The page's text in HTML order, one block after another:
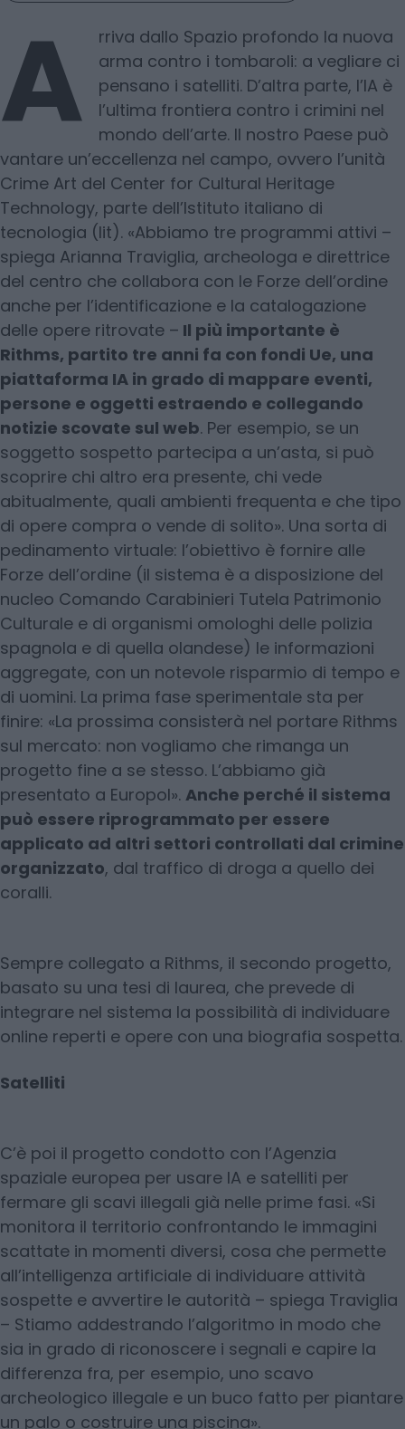
A
rriva dallo Spazio profondo la nuova
arma contro i tombaroli: a vegliare ci
pensano i satelliti. D’altra parte, l’IA è
l’ultima frontiera contro i crimini nel
mondo dell’arte. Il nostro Paese può
vantare un’eccellenza nel campo, ovvero l’unità
Crime Art del Center for Cultural Heritage
Technology, parte dell’Istituto italiano di
tecnologia (Iit). «Abbiamo tre programmi attivi –
spiega Arianna Traviglia, archeologa e direttrice
del centro che collabora con le Forze dell’ordine
anche per l’identificazione e la catalogazione
delle opere ritrovate – Il più importante è
Rithms, partito tre anni fa con fondi Ue, una
piattaforma IA in grado di mappare eventi,
persone e oggetti estraendo e collegando
notizie scovate sul web. Per esempio, se un
soggetto sospetto partecipa a un’asta, si può
scoprire chi altro era presente, chi vede
abitualmente, quali ambienti frequenta e che tipo
di opere compra o vende di solito». Una sorta di
pedinamento virtuale: l’obiettivo è fornire alle
Forze dell’ordine (il sistema è a disposizione del
nucleo Comando Carabinieri Tutela Patrimonio
Culturale e di organismi omologhi delle polizia
spagnola e di quella olandese) le informazioni
aggregate, con un notevole risparmio di tempo e
di uomini. La prima fase sperimentale sta per
finire: «La prossima consisterà nel portare Rithms
sul mercato: non vogliamo che rimanga un
progetto fine a se stesso. L’abbiamo già
presentato a Europol». Anche perché il sistema
può essere riprogrammato per essere
applicato ad altri settori controllati dal crimine
organizzato, dal traffico di droga a quello dei
coralli.
Sempre collegato a Rithms, il secondo progetto,
basato su una tesi di laurea, che prevede di
integrare nel sistema la possibilità di individuare
online reperti e opere con una biografia sospetta.
Satelliti
C’è poi il progetto condotto con l’Agenzia
spaziale europea per usare IA e satelliti per
fermare gli scavi illegali già nelle prime fasi. «Si
monitora il territorio confrontando le immagini
scattate in momenti diversi, cosa che permette
all’intelligenza artificiale di individuare attività
sospette e avvertire le autorità – spiega Traviglia
– Stiamo addestrando l’algoritmo in modo che
sia in grado di riconoscere i segnali e capire la
differenza fra, per esempio, uno scavo
archeologico illegale e un buco fatto per piantare
un palo o costruire una piscina».